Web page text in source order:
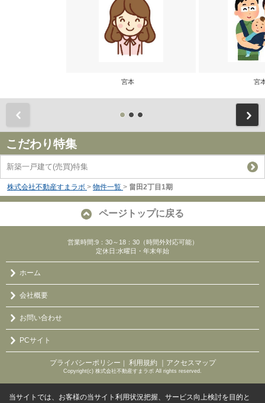
宮本 宮
こだわり特集
新築一戸建て(売買)特集
株式会社不動産すまラボ > 物件一覧 > 畠田2丁目1期
ページトップに戻る
営業時間:9：30～18：30（時間外対応可能）
定休日:水曜日・年末年始
ホーム
会社概要
お問い合わせ
PCサイト
プライバシーポリシー 利用規約 ｜アクセスマップ
Copyright(c) 株式会社不動産すまラボ All rights reserved.
当サイトでは、お客様の当サイト利用状況把握、サービス向上検討を目的と